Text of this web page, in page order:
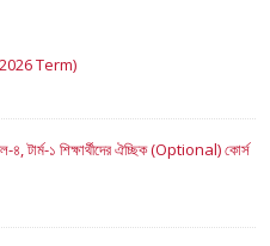
Term)
৪, টার্ম-১ শিক্ষার্থীদের ঐচ্ছিক (Optional) কোর্স